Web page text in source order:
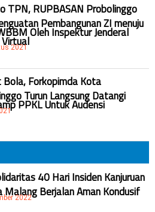
TPN, RUPBASAN Probolinggo
Pembangunan ZI menuju
Oleh Inspektur Jenderal
Virtual
2021
Bola, Forkopimda Kota
Turun Langsung Datangi
PPKL Untuk Audensi
40 Hari Insiden Kanjuruan
Malang Berjalan Aman Kondusif
2022